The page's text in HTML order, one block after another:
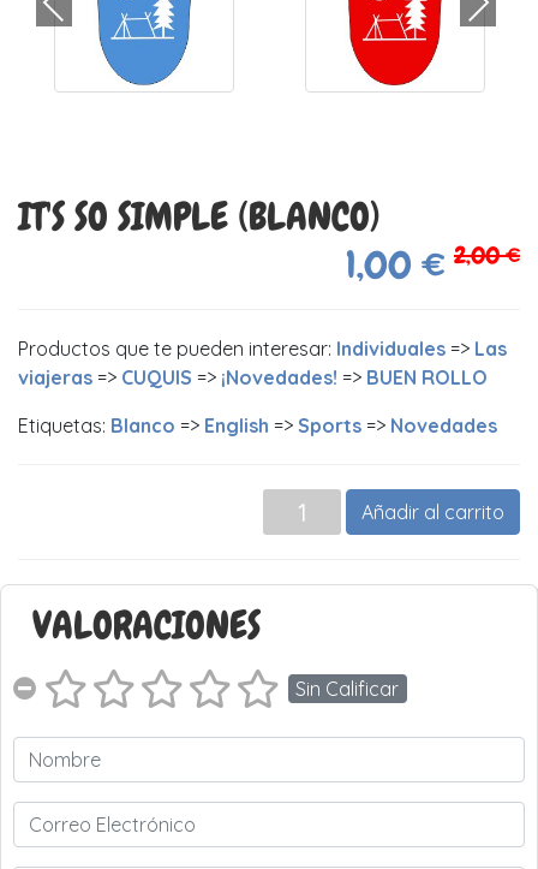
IT'S SO SIMPLE (BLANCO)
1,00 € 2,00 €
Productos que te pueden interesar: Individuales => Las
viajeras => CUQUIS => ¡Novedades! => BUEN ROLLO
Etiquetas: Blanco => English => Sports => Novedades
Añadir al carrito
VALORACIONES
Sin Calificar